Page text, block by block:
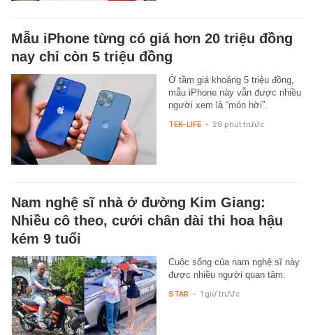
Mẫu iPhone từng có giá hơn 20 triệu đồng
nay chỉ còn 5 triệu đồng
Ở tầm giá khoảng 5 triệu đồng,
mẫu iPhone này vẫn được nhiều
người xem là “món hời”.
TEK-LIFE - 26 phút trước
Nam nghệ sĩ nhà ở đường Kim Giang:
Nhiều cô theo, cưới chân dài thi hoa hậu
kém 9 tuổi
Cuộc sống của nam nghệ sĩ này
được nhiều người quan tâm.
STAR - 1 giờ trước